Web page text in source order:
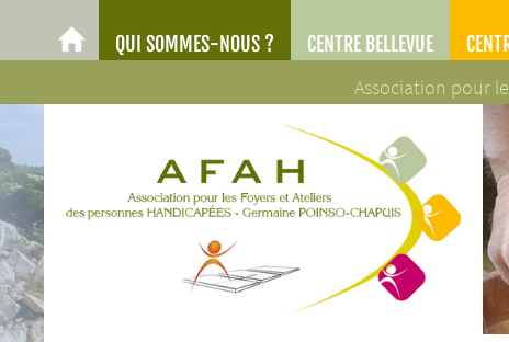
Association pour
AFAH - Association pour les Foyers et Ateliers des personnes
AFAH
QUI SOMMES-NOUS ? CENTRE BELLEVUE